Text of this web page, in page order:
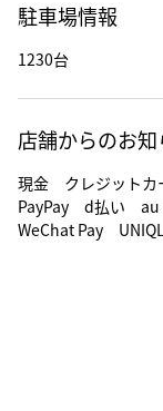
駐車場情報
1230台
店舗からのお知
現金 クレジット
PayPay d払い au
WeChat Pay